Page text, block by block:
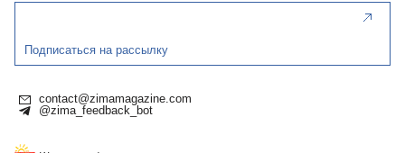
Подписаться на рассылку
contact@zimamagazine.com
@zima_feedback_bot